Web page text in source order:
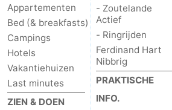
Appartementen
Bed (& breakfasts)
Campings
Hotels
Vakantiehuizen
Last minutes
ZIEN & DOEN
- Zoutelande
Actief
- Ringrijden
Ferdinand Hart
Nibbrig
PRAKTISCHE
INFO.